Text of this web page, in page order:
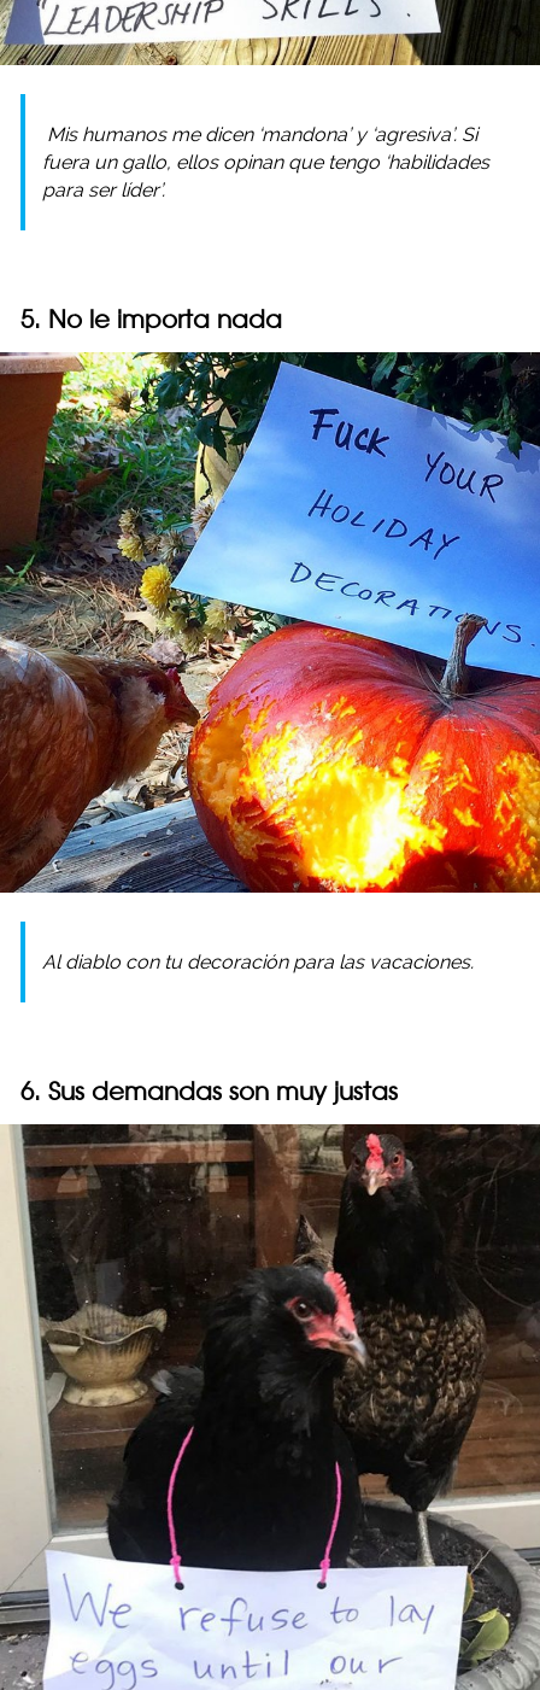
Mis humanos me dicen ‘mandona’ y ‘agresiva’. Si
fuera un gallo, ellos opinan que tengo ‘habilidades
para ser líder’.
5. No le importa nada
Al diablo con tu decoración para las vacaciones.
6. Sus demandas son muy justas